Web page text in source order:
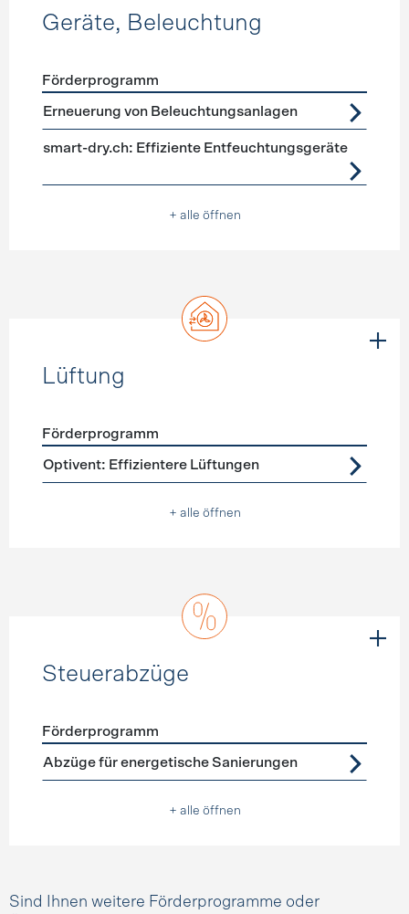
Geräte, Beleuchtung
Förderprogramme Geräte, Beleuchtung
Förderprogramm
Erneuerung von Beleuchtungsanlagen
smart-dry.ch: Effiziente Entfeuchtungsgeräte
+ alle öffnen
Lüftung
Förderprogramme Lüftung
Förderprogramm
Optivent: Effizientere Lüftungen
+ alle öffnen
Steuerabzüge
Förderprogramme Steuerabzüge
Förderprogramm
Abzüge für energetische Sanierungen
+ alle öffnen
Sind Ihnen weitere Förderprogramme oder